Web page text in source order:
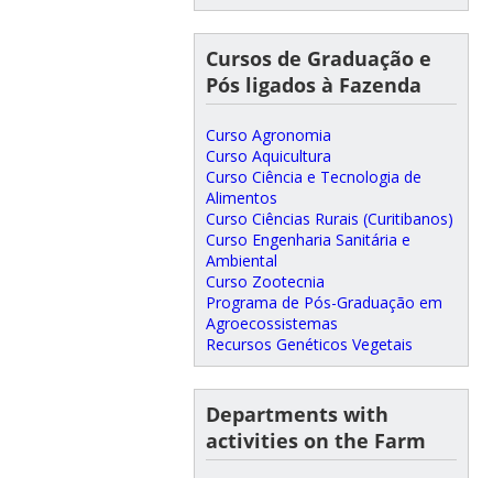
Cursos de Graduação e
Pós ligados à Fazenda
Curso Agronomia
Curso Aquicultura
Curso Ciência e Tecnologia de
Alimentos
Curso Ciências Rurais (Curitibanos)
Curso Engenharia Sanitária e
Ambiental
Curso Zootecnia
Programa de Pós-Graduação em
Agroecossistemas
Recursos Genéticos Vegetais
Departments with
activities on the Farm